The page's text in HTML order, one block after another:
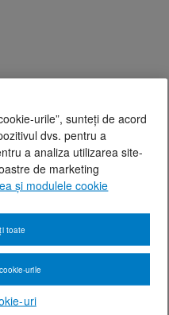
urile”, sunteți de acord
dvs. pentru a
a analiza utilizarea site-
de marketing
și modulele cookie
uri
toate
urile